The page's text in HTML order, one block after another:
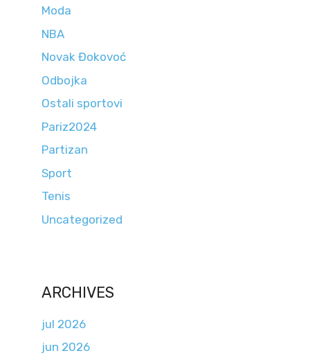
Moda
NBA
Novak Đokovoć
Odbojka
Ostali sportovi
Pariz2024
Partizan
Sport
Tenis
Uncategorized
ARCHIVES
jul 2026
jun 2026